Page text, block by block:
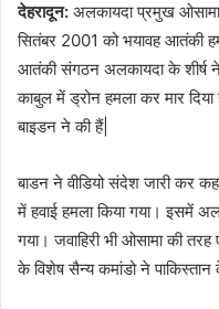
देहरादून: अलकायदा प्रमुख
सितंबर 2001 को भयावह आतंकी
आतंकी संगठन अलकायदा के शीर्ष
काबुल में ड्रोन हमला कर मार
बाइडन ने की हैं|
बाडन ने वीडियो संदेश जारी कर
में हवाई हमला किया गया। इसमें
गया। जवाहिरी भी ओसामा की
के विशेष सैन्य कमांडो ने पाकिस्तान